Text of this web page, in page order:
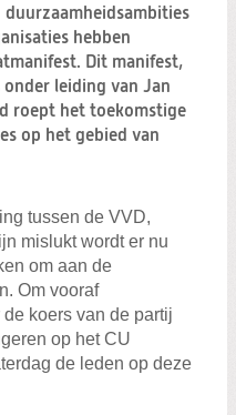
Zoeken
duurzaamheidsambities
hebben
Dit manifest,
leiding van Jan
roept het toekomstige
op het gebied van
tussen de VVD,
mislukt wordt er nu
om aan de
Om vooraf
koers van de partij
op het CU
de leden op deze